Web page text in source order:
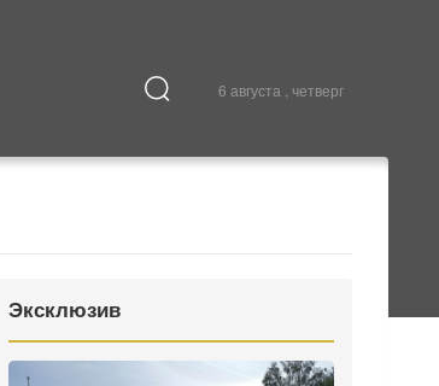
6 августа , четверг
Эксклюзив